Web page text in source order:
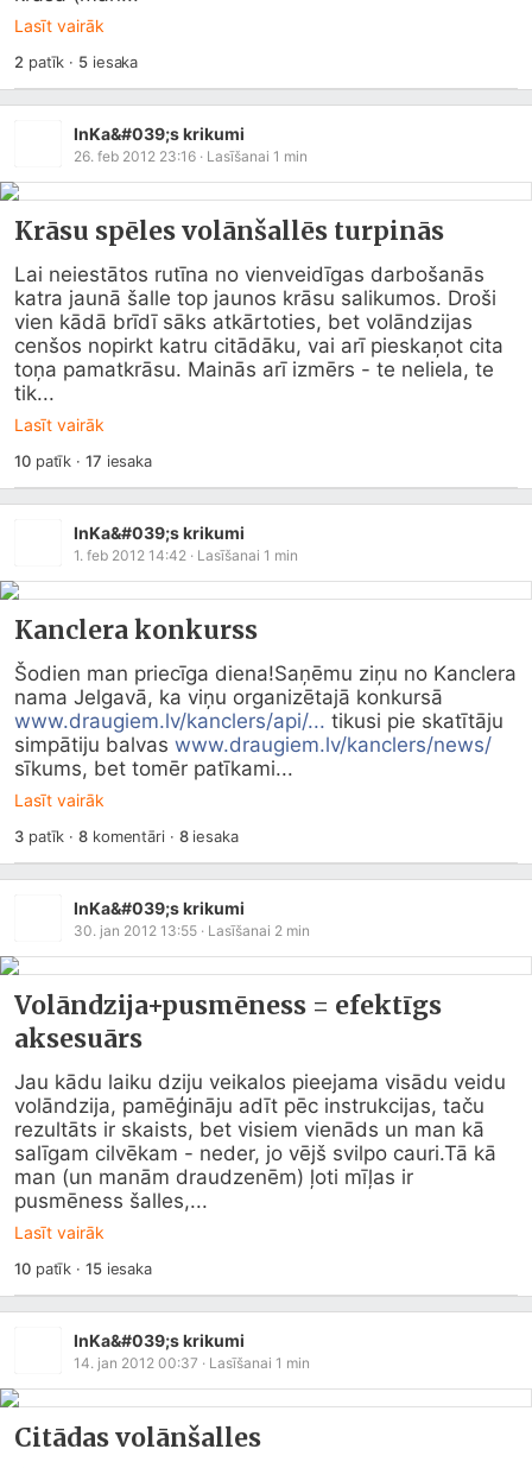
Lasīt vairāk
2 patīk · 5iesaka
InKa&#039;s krikumi
26. feb 2012 23:16 · Lasīšanai 1 min
Krāsu spēles volānšallēs turpinās
Lai neiestātos rutīna no vienveidīgas darbošanās
katra jaunā šalle top jaunos krāsu salikumos. Droši
vien kādā brīdī sāks atkārtoties, bet volāndzijas
cenšos nopirkt katru citādāku, vai arī pieskaņot cita
toņa pamatkrāsu. Mainās arī izmērs - te neliela, te
tik...
Lasīt vairāk
10patīk · 17 iesaka
InKa&#039;s krikumi
1. feb 2012 14:42 · Lasīšanai 1 min
Kanclera konkurss
Šodien man priecīga diena!Saņēmu ziņu no Kanclera
www.draugiem.lv/kanclers/api/... tikusi pie skatītāju
simpātiju balvas www.draugiem.lv/kanclers/news/
sīkums, bet tomēr patīkami...
Lasīt vairāk
3patīk ·8komentāri · 8iesaka
InKa&#039;s krikumi
30. jan 2012 13:55 · Lasīšanai 2 min
Volāndzija+pusmēness = efektīgs
aksesuārs
Jau kādu laiku dziju veikalos pieejama visādu veidu
volāndzija, pamēģināju adīt pēc instrukcijas, taču
rezultāts ir skaists, bet visiem vienāds un man kā
salīgam cilvēkam - neder, jo vējš svilpo cauri.Tā kā
man (un manām draudzenēm) ļoti mīļas ir
pusmēness šalles,...
Lasīt vairāk
10patīk · 15iesaka
InKa&#039;s krikumi
14. jan 2012 00:37 · Lasīšanai 1 min
Citādas volānšalles